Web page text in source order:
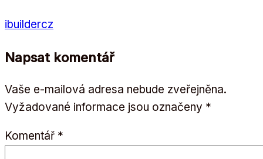
ibuildercz
Napsat komentář
Vaše e-mailová adresa nebude zveřejněna.
Vyžadované informace jsou označeny *
Komentář *